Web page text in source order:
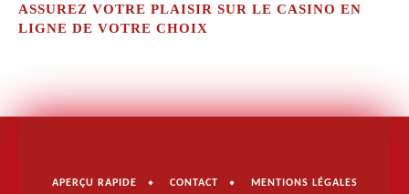
ASSUREZ VOTRE PLAISIR SUR LE CASINO EN
LIGNE DE VOTRE CHOIX
APERÇU RAPIDE CONTACT MENTIONS LÉGALES